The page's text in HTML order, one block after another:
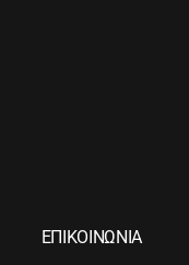
ΕΠΙΚΟΙΝΩΝΙΑ